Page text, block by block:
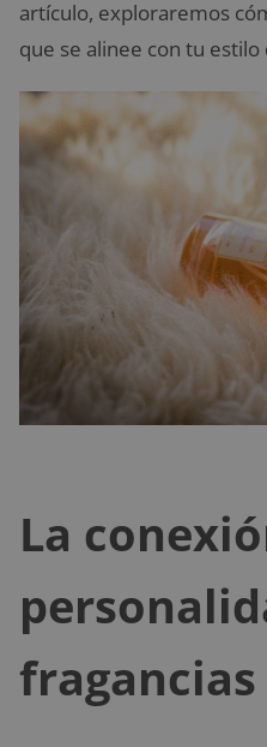
artículo, exploraremos
que se alinee con tu estilo
La
fragancias